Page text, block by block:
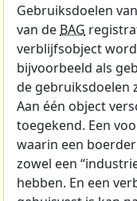
Gebruiksdoelen
van de BAG
verblijfsobject
bijvoorbeeld als
de gebruiksdoelen
Aan één object
toegekend. Een
waarin een
zowel een
hebben. En een